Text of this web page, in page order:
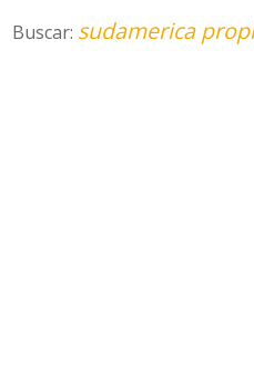
Buscar: sudamerica